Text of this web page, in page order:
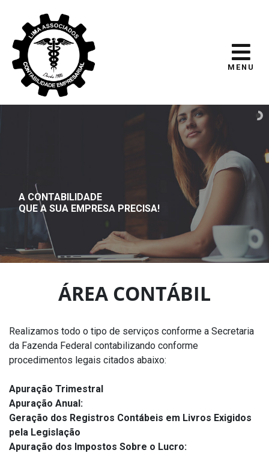
MENU
A CONTABILIDADE
QUE A SUA EMPRESA PRECISA!
ÁREA CONTÁBIL
Realizamos todo o tipo de serviços conforme a Secretaria
da Fazenda Federal contabilizando conforme
procedimentos legais citados abaixo:
Apuração Trimestral
Apuração Anual:
Geração dos Registros Contábeis em Livros Exigidos
pela Legislação
Apuração dos Impostos Sobre o Lucro: